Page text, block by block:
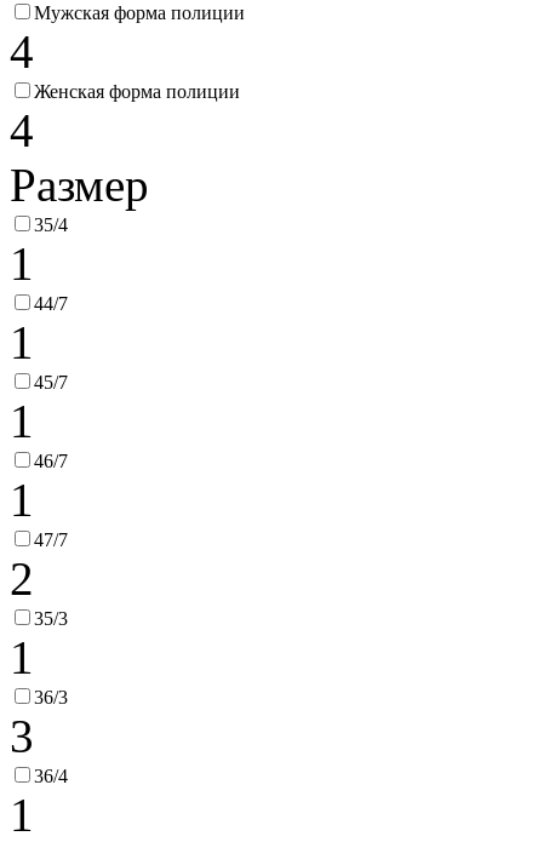
Мужская форма полиции
4
Женская форма полиции
4
Размер
35/4
1
44/7
1
45/7
1
46/7
1
47/7
2
35/3
1
36/3
3
36/4
1